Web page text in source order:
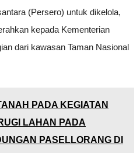
(Persero) untuk dikelola,
kepada Kementerian
dari kawasan Taman Nasional
PADA KEGIATAN
LAHAN PADA
PASELLORANG DI